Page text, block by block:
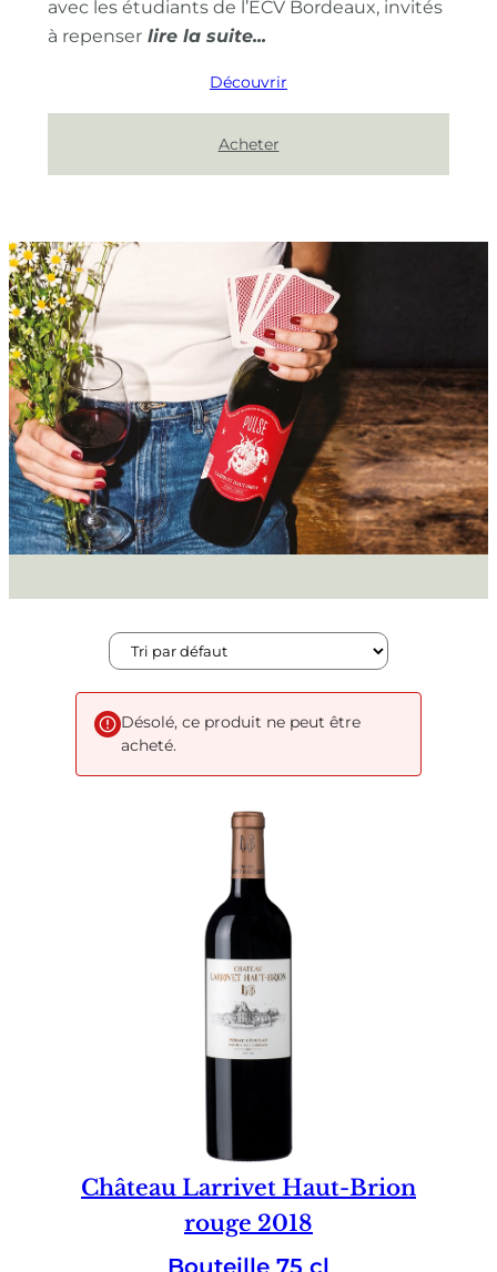
avec les étudiants de l’ECV Bordeaux, invités
à repenser
Découvrir
Acheter
Désolé, ce produit ne peut être
acheté.
Château Larrivet Haut-Brion
rouge 2018